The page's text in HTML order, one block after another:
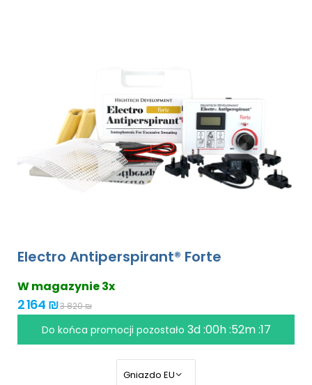
Electro Antiperspirant® Forte
W magazynie 3x
2 164 ₪3 820 ₪
Do końca promocji pozostało 3d :00h :52m :17